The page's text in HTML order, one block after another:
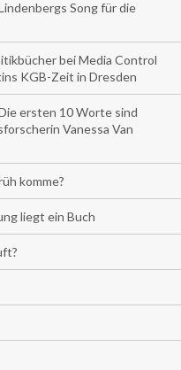
Song für die
bei Media Control
KGB-Zeit in Dresden
ersten 10 Worte sind
Vanessa Van
komme?
liegt ein Buch